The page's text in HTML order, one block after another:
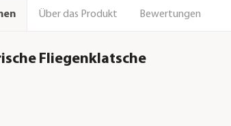
Über das Produkt Bewertungen
Fliegenklatsche